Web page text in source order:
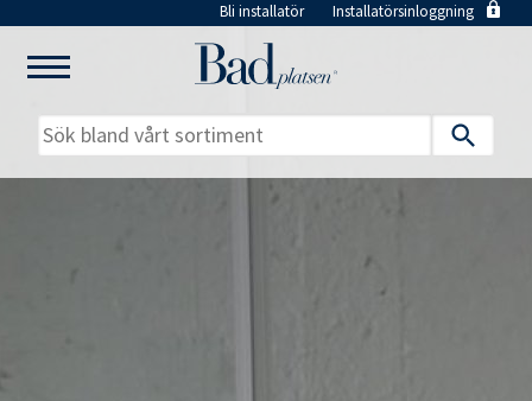
till
huvudinnehåll
Bli installatör Installatörsinloggning